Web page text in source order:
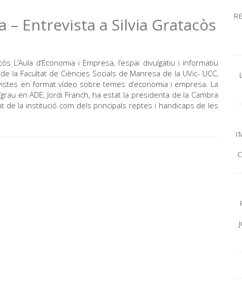
– Entrevista a Silvia Gratacòs
L’Aula d’Economia i Empresa, l’espai divulgatiu i informatiu
la Facultat de Ciències Socials de Manresa de la UVic- UCC,
en format vídeo sobre temes d’economia i empresa. La
en ADE, Jordi Franch, ha estat la presidenta de la Cambra
de la institució com dels principals reptes i handicaps de les